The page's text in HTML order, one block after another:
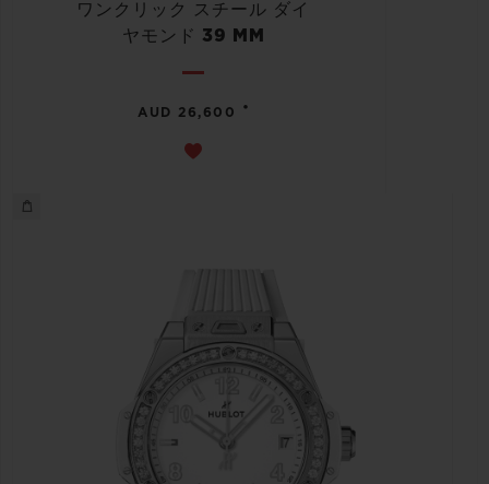
ワンクリック スチール ダイ
ヤモンド 39 MM
AUD 26,600 •